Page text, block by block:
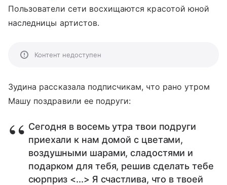
Пользователи сети восхищаются красотой юной
наследницы артистов.
Контент недоступен
Зудина рассказала подписчикам, что рано утром
Машу поздравили ее подруги:
Сегодня в восемь утра твои подруги
приехали к нам домой с цветами,
воздушными шарами, сладостями и
подарком для тебя, решив сделать тебе
сюрприз <...> Я счастлива, что в твоей